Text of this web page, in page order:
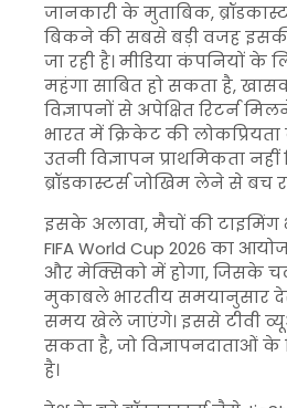
जानकारी के मुताबिक,
बिकने की सबसे बड़ी वजह
जा रही है। मीडिया कंपनियों के
महंगा साबित हो सकता है,
विज्ञापनों से अपेक्षित रिटर्न
भारत में क्रिकेट की
उतनी विज्ञापन प्राथमिकता
ब्रॉडकास्टर्स जोखिम लेने से बच
इसके अलावा, मैचों की टाइमिंग
FIFA World Cup 2026 का
और मेक्सिको में होगा, जिसके
मुकाबले भारतीय समयानुसार
समय खेले जाएंगे। इससे टीवी
सकता है, जो विज्ञापनदाताओं के
है।